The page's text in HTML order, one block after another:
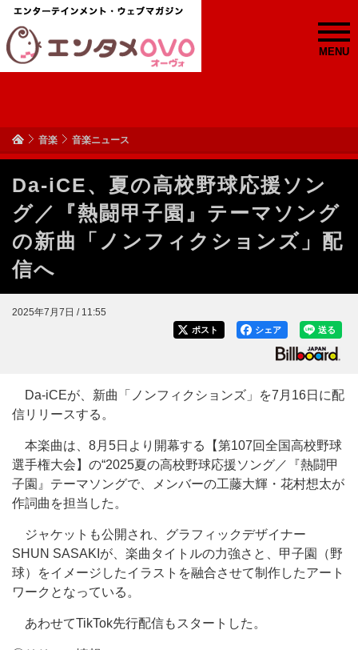
MENU
音楽 音楽ニュース
Da-iCE、夏の高校野球応援ソン
グ／『熱闘甲子園』テーマソング
の新曲「ノンフィクションズ」配
信へ
2025年7月7日 / 11:55
送る
シェア
ポスト
Da-iCEが、新曲「ノンフィクションズ」を7月16日に配
信リリースする。
本楽曲は、8月5日より開幕する【第107回全国高校野球
選手権大会】の“2025夏の高校野球応援ソング／『熱闘甲
子園』テーマソングで、メンバーの工藤大輝・花村想太が
作詞曲を担当した。
ジャケットも公開され、グラフィックデザイナー
SHUN SASAKIが、楽曲タイトルの力強さと、甲子園（野
球）をイメージしたイラストを融合させて制作したアート
ワークとなっている。
あわせてTikTok先行配信もスタートした。